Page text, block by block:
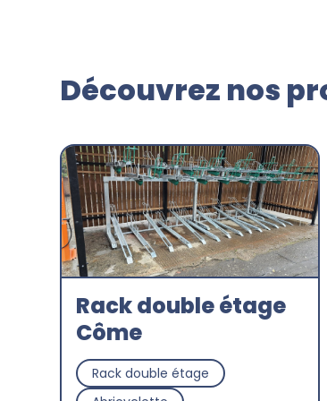
Découvrez nos
Rack double étage
Côme
Rack double étage